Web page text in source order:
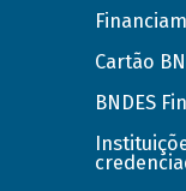
Cartão
BNDES